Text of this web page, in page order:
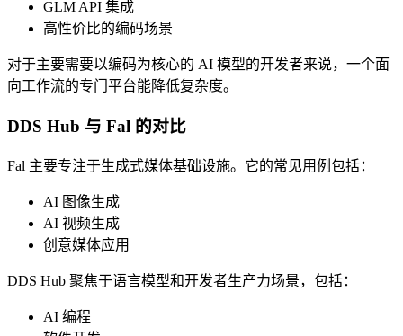
GLM API 集成
高性价比的编码场景
对于主要需要以编码为核心的 AI 模型的开发者来说，一个面
向工作流的专门平台能降低复杂度。
DDS Hub 与 Fal 的对比
Fal 主要专注于生成式媒体基础设施。它的常见用例包括：
AI 图像生成
AI 视频生成
创意媒体应用
DDS Hub 聚焦于语言模型和开发者生产力场景，包括：
AI 编程